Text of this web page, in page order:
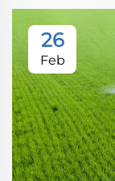
26
Feb